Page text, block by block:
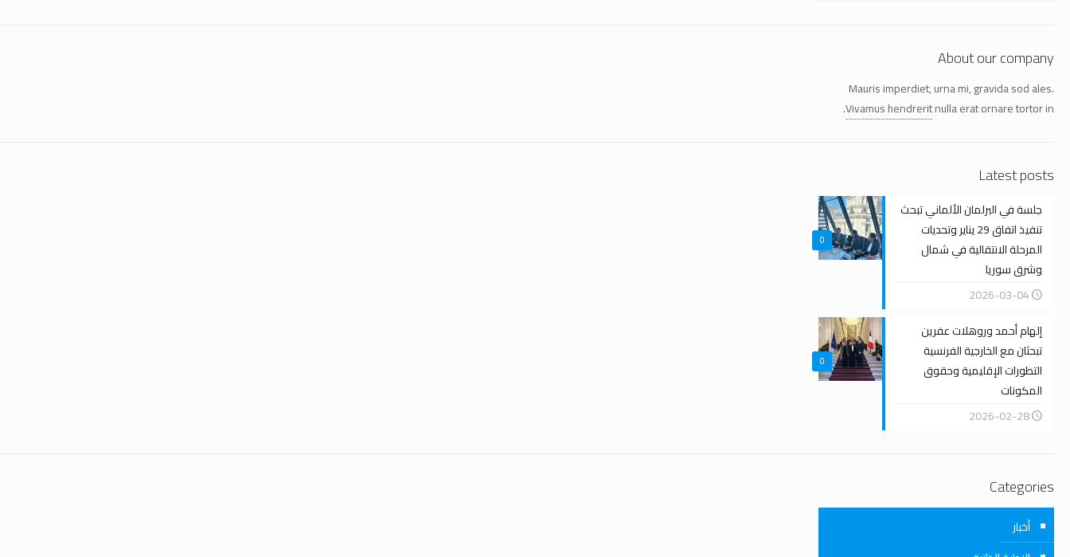
About our company
Mauris imperdiet, urna mi, gravida sod ales.
Vivamus hendreritnulla erat ornare tortor in.
Latest posts
0
جلسة في البرلمان الألماني تبحث
تنفيذ اتفاق 29 يناير وتحديات
المرحلة الانتقالية في شمال
وشرق سوريا
2026-03-04
0
إلهام أحمد وروهلات عفرين
تبحثان مع الخارجية الفرنسية
التطورات الإقليمية وحقوق
المكونات
2026-02-28
Categories
أخبار